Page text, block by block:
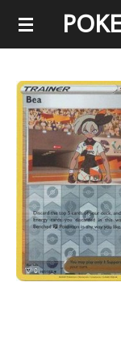
Ga
de
hoofdinhoud